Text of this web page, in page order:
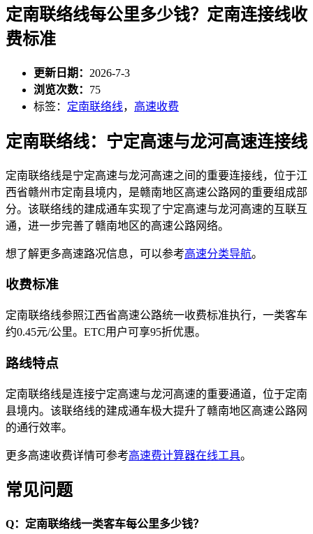
定南联络线每公里多少钱？定南连接线收
费标准
更新日期： 2026-7-3
浏览次数： 75
标签： 定南联络线， 高速收费
定南联络线：宁定高速与龙河高速连接线
定南联络线是宁定高速与龙河高速之间的重要连接线，位于江
西省赣州市定南县境内，是赣南地区高速公路网的重要组成部
分。该联络线的建成通车实现了宁定高速与龙河高速的互联互
通，进一步完善了赣南地区的高速公路网络。
想了解更多高速路况信息，可以参考高速分类导航。
收费标准
定南联络线参照江西省高速公路统一收费标准执行，一类客车
约0.45元/公里。ETC用户可享95折优惠。
路线特点
定南联络线是连接宁定高速与龙河高速的重要通道，位于定南
县境内。该联络线的建成通车极大提升了赣南地区高速公路网
的通行效率。
更多高速收费详情可参考高速费计算器在线工具。
常见问题
Q：定南联络线一类客车每公里多少钱？